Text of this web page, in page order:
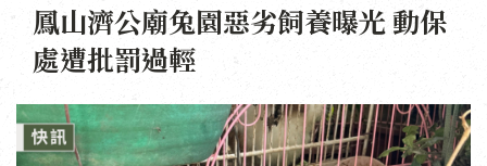
鳳山濟公廟兔園惡劣飼養曝光 動保
處遭批罰過輕